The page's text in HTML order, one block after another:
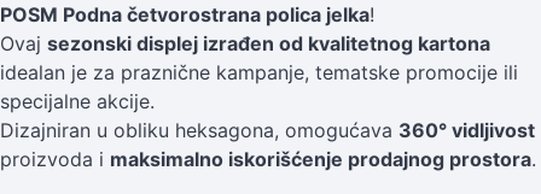
POSM Podna četvorostrana polica jelka!
Ovaj sezonski displej izrađen od kvalitetnog kartona
idealan je za praznične kampanje, tematske promocije ili
specijalne akcije.
Dizajniran u obliku heksagona, omogućava 360° vidljivost
proizvoda i maksimalno iskorišćenje prodajnog prostora.